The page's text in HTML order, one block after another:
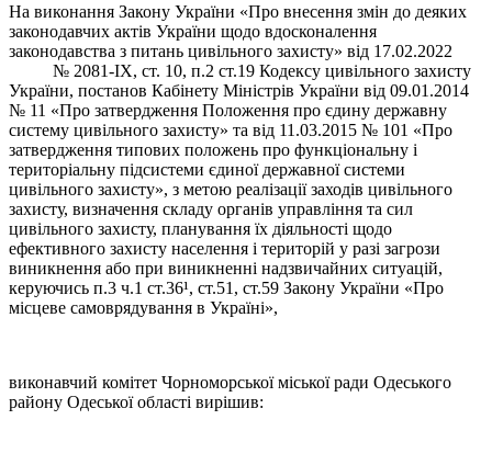
На виконання Закону України «Про внесення змін до деяких
законодавчих актів України щодо вдосконалення
законодавства з питань цивільного захисту» від 17.02.2022
№ 2081-ІХ, ст. 10, п.2 ст.19 Кодексу цивільного захисту
України, постанов Кабінету Міністрів України від 09.01.2014
№ 11 «Про затвердження Положення про єдину державну
систему цивільного захисту» та від 11.03.2015 № 101 «Про
затвердження типових положень про функціональну і
територіальну підсистеми єдиної державної системи
цивільного захисту», з метою реалізації заходів цивільного
захисту, визначення складу органів управління та сил
цивільного захисту, планування їх діяльності щодо
ефективного захисту населення і територій у разі загрози
виникнення або при виникненні надзвичайних ситуацій,
керуючись п.3 ч.1 ст.36¹, ст.51, ст.59 Закону України «Про
місцеве самоврядування в Україні»,
виконавчий комітет Чорноморської міської ради Одеського
району Одеської області вирішив: